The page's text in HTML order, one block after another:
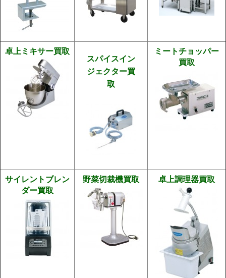
卓上ミキサー買取
スパイスイン
ジェクター買
取
ミートチョッパー
買取
サイレントブレン
ダー買取
野菜切裁機買取 卓上調理器買取